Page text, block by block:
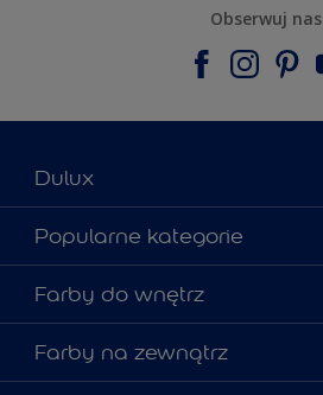
Obserwuj nas
Dulux
Materiały marketingowe
Mapa strony
Kontakt
Popularne kategorie
Kolory farb
Porady ekspertów
Zainspiruj się
Farby do wnętrz
Farby do ścian
Farby uniwersalne
Farby na zewnątrz